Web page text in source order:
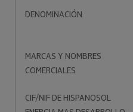
DENOMINACIÓN
MARCAS Y NOMBRES
COMERCIALES
CIF/NIF DE HISPANOSOL